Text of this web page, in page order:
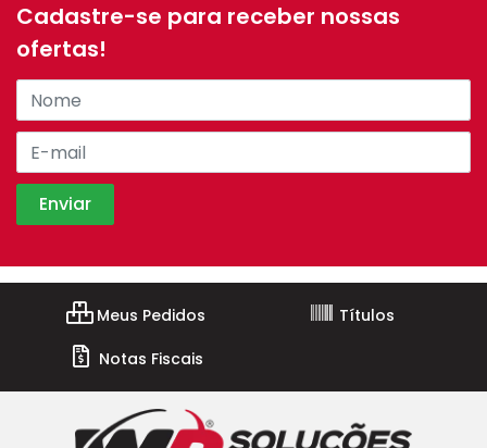
Cadastre-se para receber nossas
ofertas!
Meus Pedidos
Títulos
Notas Fiscais